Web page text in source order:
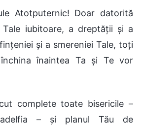
Atotputernic! Doar datorită
iubitoare, a dreptății și a
și a smereniei Tale, toți
înaintea Ta și Te vor
complete toate bisericile –
– și planul Tău de